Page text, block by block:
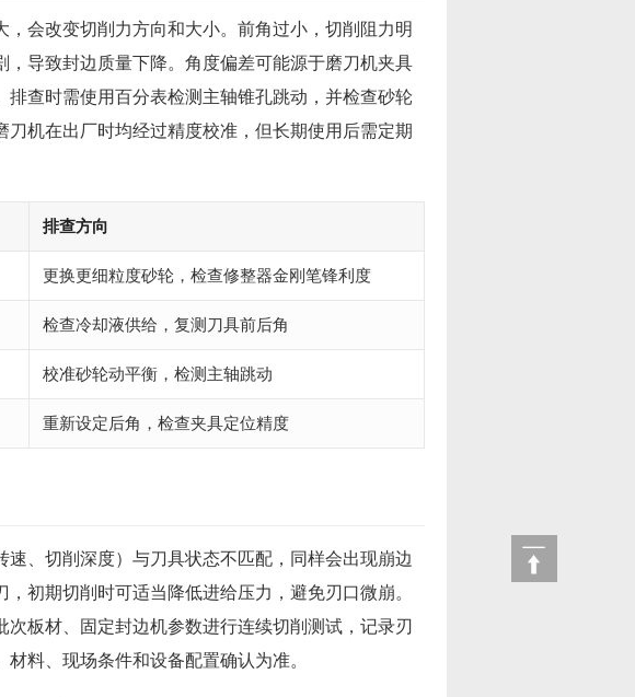
会改变切削力方向和大小。前角过小，切削阻力明
导致封边质量下降。角度偏差可能源于磨刀机夹具
查时需使用百分表检测主轴锥孔跳动，并检查砂轮
机在出厂时均经过精度校准，但长期使用后需定期
排查方向
更换更细粒度砂轮，检查修整器金刚笔锋利度
检查冷却液供给，复测刀具前后角
校准砂轮动平衡，检测主轴跳动
重新设定后角，检查夹具定位精度
、切削深度）与刀具状态不匹配，同样会出现崩边
初期切削时可适当降低进给压力，避免刃口微崩。
板材、固定封边机参数进行连续切削测试，记录刃
料、现场条件和设备配置确认为准。